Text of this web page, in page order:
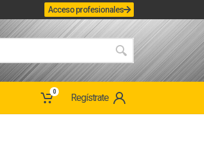
Acceso profesionales
0
Regístrate